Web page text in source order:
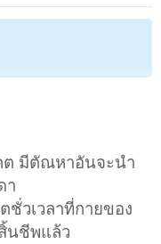
ต มีตัณหาอันจะนำ
า
ชั่วเวลาที่กายของ
นชีพแล้ว